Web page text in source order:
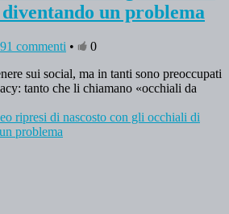
un problema
91 commenti •
0
sui social, ma in tanti sono preoccupati
tanto che li chiamano «occhiali da
ripresi di nascosto con gli occhiali di
problema